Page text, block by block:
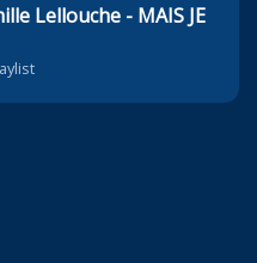
Lellouche - MAIS JE